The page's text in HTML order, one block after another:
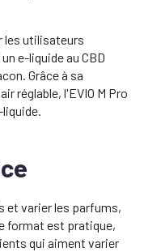
les utilisateurs
e-liquide au CBD
Grâce à sa
réglable, l'EVIO M Pro
et varier les parfums,
format est pratique,
qui aiment varier